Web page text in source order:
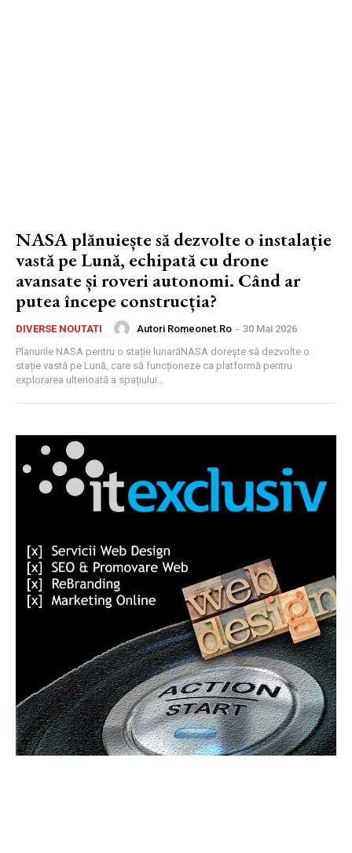
NASA plănuiește să dezvolte o instalație
vastă pe Lună, echipată cu drone
avansate și roveri autonomi. Când ar
putea începe construcția?
DIVERSE NOUTATI Autori Romeonet.ro - 30 Mai 2026
Planurile NASA pentru o stație lunarăNASA dorește să dezvolte o
stație vastă pe Lună, care să funcționeze ca platformă pentru
explorarea ulterioară a spațiului...